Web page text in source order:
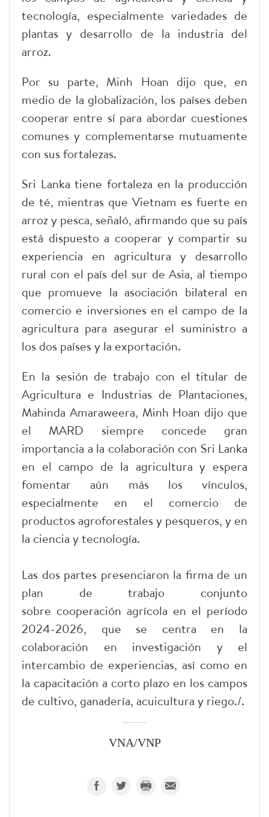
tecnología, especialmente variedades de
plantas y desarrollo de la industria del
arroz.
Por su parte, Minh Hoan dijo que, en
medio de la globalización, los países deben
cooperar entre sí para abordar cuestiones
comunes y complementarse mutuamente
con sus fortalezas.
Sri Lanka tiene fortaleza en la producción
de té, mientras que Vietnam es fuerte en
arroz y pesca, señaló, afirmando que su país
está dispuesto a cooperar y compartir su
experiencia en agricultura y desarrollo
rural con el país del sur de Asia, al tiempo
que promueve la asociación bilateral en
comercio e inversiones en el campo de la
agricultura para asegurar el suministro a
los dos países y la exportación.
En la sesión de trabajo con el titular de
Agricultura e Industrias de Plantaciones,
Mahinda Amaraweera, Minh Hoan dijo que
el MARD siempre concede gran
importancia a la colaboración con Sri Lanka
en el campo de la agricultura y espera
fomentar aún más los vínculos,
especialmente en el comercio de
productos agroforestales y pesqueros, y en
la ciencia y tecnología.
Las dos partes presenciaron la firma de un
plan de trabajo conjunto
sobre cooperación agrícola en el período
2024-2026, que se centra en la
colaboración en investigación y el
intercambio de experiencias, así como en
la capacitación a corto plazo en los campos
de cultivo, ganadería, acuicultura y riego./.
VNA/VNP